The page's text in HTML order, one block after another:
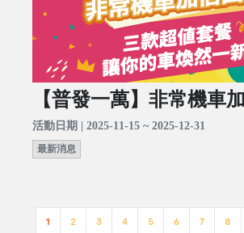
【普發一萬】非常機車
活動日期 | 2025-11-15 ~ 2025-12-31
最新消息
1 2 3 4 5 6 7 8